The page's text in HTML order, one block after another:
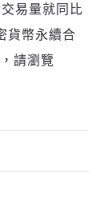
易量就同比
貨幣永續合
請瀏覽